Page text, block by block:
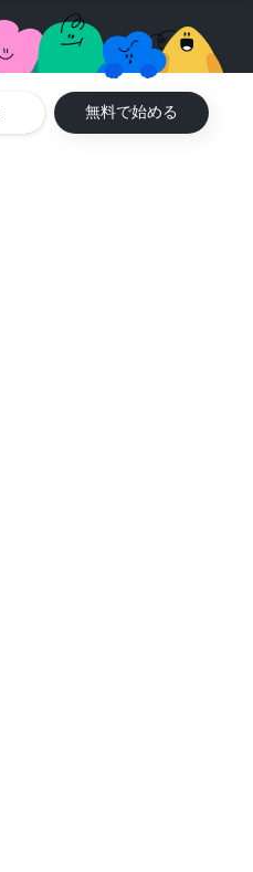
無料で始める